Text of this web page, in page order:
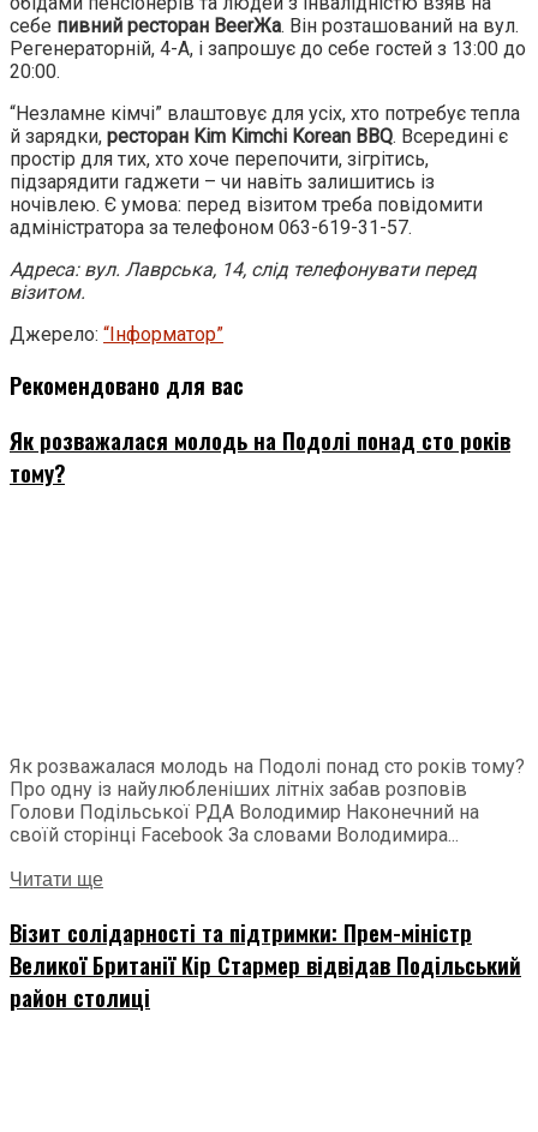
себе пивний ресторан BeerЖа. Він розташований на вул.
Регенераторній, 4-А, і запрошує до себе гостей з 13:00 до
20:00.
“Незламне кімчі” влаштовує для усіх, хто потребує тепла
й зарядки, ресторан Kim Kimchi Korean BBQ. Всередині є
простір для тих, хто хоче перепочити, зігрітись,
підзарядити гаджети – чи навіть залишитись із
ночівлею. Є умова: перед візитом треба повідомити
адміністратора за телефоном 063-619-31-57.
Адреса: вул. Лаврська, 14, слід телефонувати перед
візитом.
Джерело: “Інформатор”
Рекомендовано для вас
Як розважалася молодь на Подолі понад сто років
тому?
Як розважалася молодь на Подолі понад сто років тому?
Про одну із найулюбленіших літніх забав розповів
Голови Подільської РДА Володимир Наконечний на
своїй сторінці Facebook За словами Володимира...
Читати ще
Візит солідарності та підтримки: Прем-міністр
Великої Британії Кір Стармер відвідав Подільський
район столиці